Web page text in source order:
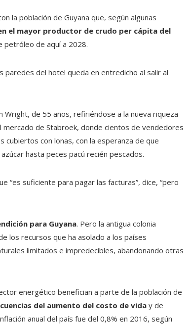
la población de Guyana que, según algunas
el mayor productor de crudo per cápita del
petróleo de aquí a 2028.
del hotel queda en entredicho al salir al
Wright, de 55 años, refiriéndose a la nueva riqueza
de Stabroek, donde cientos de vendedores
cubiertos con lonas, con la esperanza de que
hasta peces pacú recién pescados.
“es suficiente para pagar las facturas”, dice, “pero
para Guyana. Pero la antigua colonia
los recursos que ha asolado a los países
limitados e impredecibles, abandonando otras
energético benefician a parte de la población de
del aumento del costo de viday de
anual del país fue del 0,8% en 2016, según